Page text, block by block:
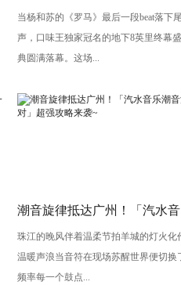
收官，万人见证中文说唱历史
时刻
当杨和苏的《罗马》最后一段beat落下
声，口味王独家冠名的地下8英里终幕盛
典圆满落幕。这场...
潮音旋律抵达广州！「汽水音
乐潮音派对」超强攻略来袭~
珠江的晚风伴着温柔节拍羊城的灯火化
温暖声浪当音符在现场苏醒世界便切换
频率每一个鼓点...